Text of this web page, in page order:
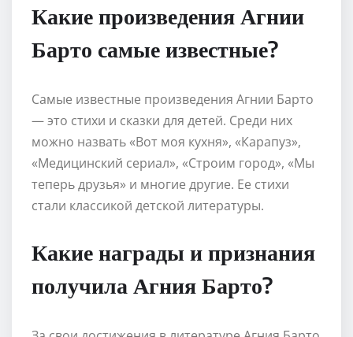
Какие произведения Агнии
Барто самые известные?
Самые известные произведения Агнии Барто
— это стихи и сказки для детей. Среди них
можно назвать «Вот моя кухня», «Карапуз»,
«Медицинский сериал», «Строим город», «Мы
теперь друзья» и многие другие. Ее стихи
стали классикой детской литературы.
Какие награды и признания
получила Агния Барто?